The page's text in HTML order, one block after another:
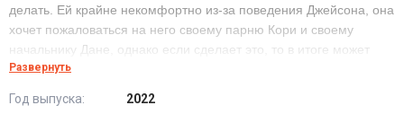
делать. Ей крайне некомфортно из-за поведения Джейсона, она
хочет пожаловаться на него своему парню Кори и своему
начальнику Дане, однако если сделает это, то в итоге может
пострадать не Джейсон, а её карьера, так как её с большей
Развернуть
Год выпуска:
2022